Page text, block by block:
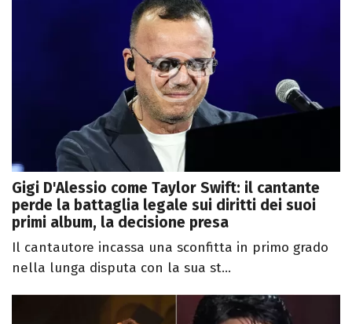
Gigi D'Alessio come Taylor Swift: il cantante
perde la battaglia legale sui diritti dei suoi
primi album, la decisione presa
Il cantautore incassa una sconfitta in primo grado
nella lunga disputa con la sua st...